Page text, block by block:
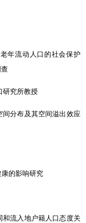
年流动人口的社会保护
研究所教授
间分布及其空间溢出效应
的影响研究
和流入地户籍人口态度关